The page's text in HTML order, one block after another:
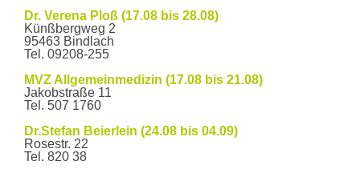
Wann wir für Sie da sind
Öffnungszeiten
Mo – Fr
7:30 Uhr - 12:30
Uhr
Mo, Di,
Do
14:30 Uhr - 18:00
Sprechzeiten
Mo – Fr
8:30 Uhr - 11:00 Uhr
Mo, Di,
Do
15:00 Uhr - 17:00
Dr. Verena Ploß (17.08 bis 28.08)
Künßbergweg 2
95463 Bindlach
Tel. 09208-255
MVZ Allgemeinmedizin (17.08 bis 21.08)
Jakobstraße 11
Tel. 507 1760
Dr.Stefan Beierlein (24.08 bis 04.09)
Rosestr. 22
Tel. 820 38